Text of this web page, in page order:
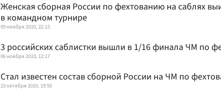
Женская сборная России по фехтованию на саблях
в командном турнире
09 ноября 2010, 22:13
3 российских саблистки вышли в 1/16 финала ЧМ по
06 ноября 2010, 12:17
Стал известен состав сборной России на ЧМ по
23 октября 2010, 19:50